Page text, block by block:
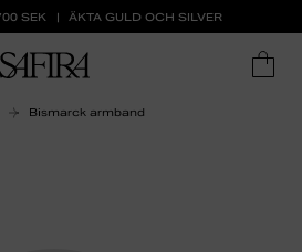
SEK ÄKTA GULD OCH SILVER
Bismarck armband